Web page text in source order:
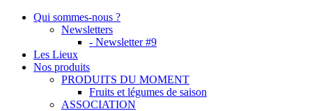
Qui sommes-nous ?
Newsletters
- Newsletter #9
Les Lieux
Nos produits
PRODUITS DU MOMENT
Fruits et légumes de saison
ASSOCIATION